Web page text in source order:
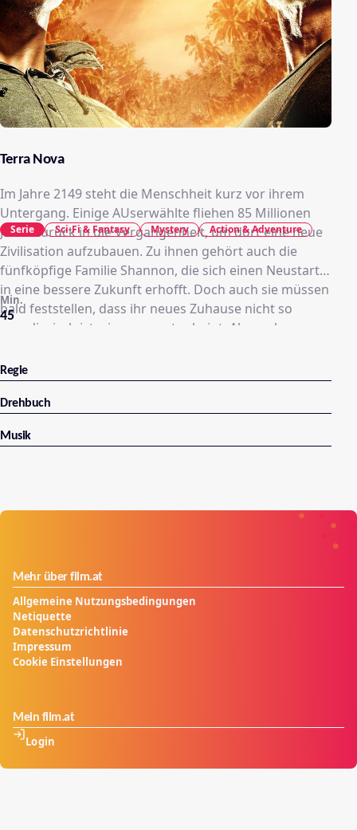
Terra Nova
Im Jahre 2149 steht die Menschheit kurz vor ihrem
Untergang. Einige AUserwählte fliehen 85 Millionen
Jahre zurück in die Vergangenheit, um dort eine neue
Zivilisation aufzubauen. Zu ihnen gehört auch die
fünfköpfige Familie Shannon, die sich einen Neustart
in eine bessere Zukunft erhofft. Doch auch sie müssen
bald feststellen, dass ihr neues Zuhause nicht so
paradiesisch ist wie es zuerst scheint. Abgesehen von
sie auch von einer mysteriösen Verschwörung
bedroht, die das gesamte Experiment gefährdet..
Willkommen in Terra Nova!
45
Min.
Serie Sci-Fi & Fantasy Mystery Action & Adventure
Regie
Drehbuch
Musik
Mehr über film.at
Allgemeine Nutzungsbedingungen
Netiquette
Datenschutzrichtlinie
Impressum
Cookie Einstellungen
Mein film.at
Login